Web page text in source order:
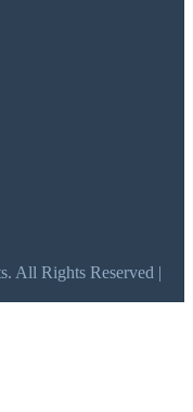
All Rights Reserved |